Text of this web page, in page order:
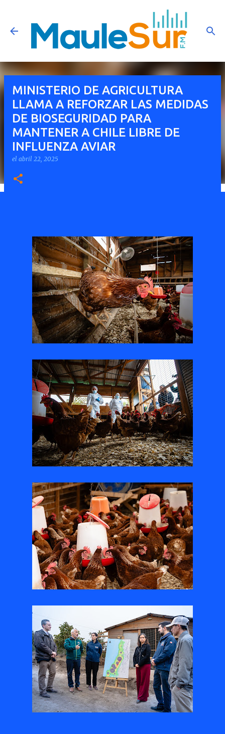
Ir al contenido principal
MINISTERIO DE AGRICULTURA
LLAMA A REFORZAR LAS MEDIDAS
DE BIOSEGURIDAD PARA
MANTENER A CHILE LIBRE DE
INFLUENZA AVIAR
el abril 22, 2025